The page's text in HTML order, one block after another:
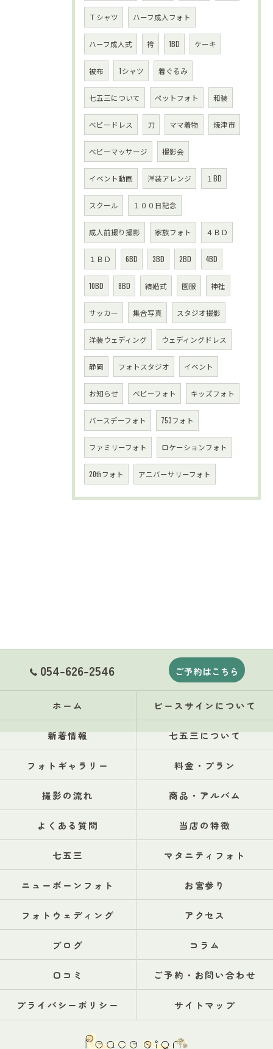
Ｔシャツ ハーフ成人フォト
ハーフ成人式 袴 1BD ケーキ
被布 Tシャツ 着ぐるみ
七五三について ペットフォト 和装
ベビードレス 刀 ママ着物 焼津市
ベビーマッサージ 撮影会
イベント動画 洋装アレンジ １BD
スクール １００日記念
成人前撮り撮影 家族フォト ４ＢＤ
１ＢＤ 6BD 3BD 2BD 4BD
10BD 8BD 結婚式 園服 神社
サッカー 集合写真 スタジオ撮影
洋装ウェディング ウェディングドレス
静岡 フォトスタジオ イベント
お知らせ ベビーフォト キッズフォト
バースデーフォト 753フォト
ファミリーフォト ロケーションフォト
20thフォト アニバーサリーフォト
054-626-2546 ご予約はこちら
ホーム ピースサインについて
新着情報 七五三について
フォトギャラリー 料金・プラン
撮影の流れ 商品・アルバム
よくある質問 当店の特徴
七五三 マタニティフォト
ニューボーンフォト お宮参り
フォトウェディング アクセス
ブログ コラム
口コミ ご予約・お問い合わせ
プライバシーポリシー サイトマップ